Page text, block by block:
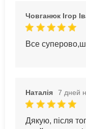
Човганюк Ігор
Все
Наталія 7 дней
Дякую, після